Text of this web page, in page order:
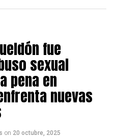
fue
sexual
pena en
nuevas
on 20 octubre, 2025